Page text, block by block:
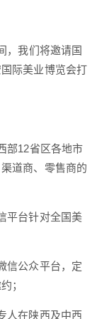
，我们将邀请国
际美业博览会打
部12省区各地市
道商、零售商的
平台针对全国美
信公众平台，定
；
人在陕西及中西